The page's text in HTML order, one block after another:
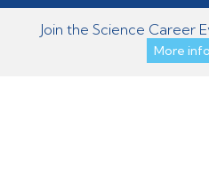
Join the Science Career
More